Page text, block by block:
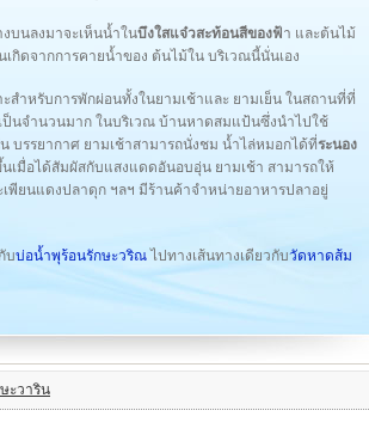
งบนลงมาจะเห็นน้ำในบึงใสแจ๋วสะท้อนสีของฟ้า และต้นไม้
กิดจากการคายน้ำของ ต้นไม้ใน บริเวณนี้นั่นเอง
สำหรับการพักผ่อนทั้งในยามเช้าและ ยามเย็น ในสถานที่ที่
นจำนวนมาก ในบริเวณ บ้านหาดสมแป้นซึ่งนำไปใช้
บรรยากาศ ยามเช้าสามารถนั่งชม น้ำไล่หมอกได้ที่ระนอง
เมื่อได้สัมผัสกับแสงแดดอันอบอุ่น ยามเช้า สามารถให้
พียนแดงปลาดุก ฯลฯ มีร้านค้าจำหน่ายอาหารปลาอยู่
บบ่อน้ำพุร้อนรักษะวริณไปทางเส้นทางเดียวกับวัดหาดส้ม
ะวาริน